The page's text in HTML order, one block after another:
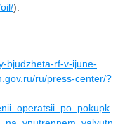
).
bjudzheta-rf-v-ijune-
ru/press-center/?